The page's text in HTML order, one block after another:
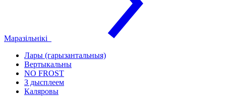
Маразільнікі
Лары (гарызантальныя)
Вертыкальны
NO FROST
З дысплеем
Каляровы